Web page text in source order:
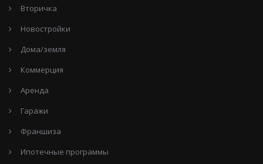
Вторичка
Новостройки
Дома/земля
Коммерция
Аренда
Гаражи
Франшиза
Ипотечные программы